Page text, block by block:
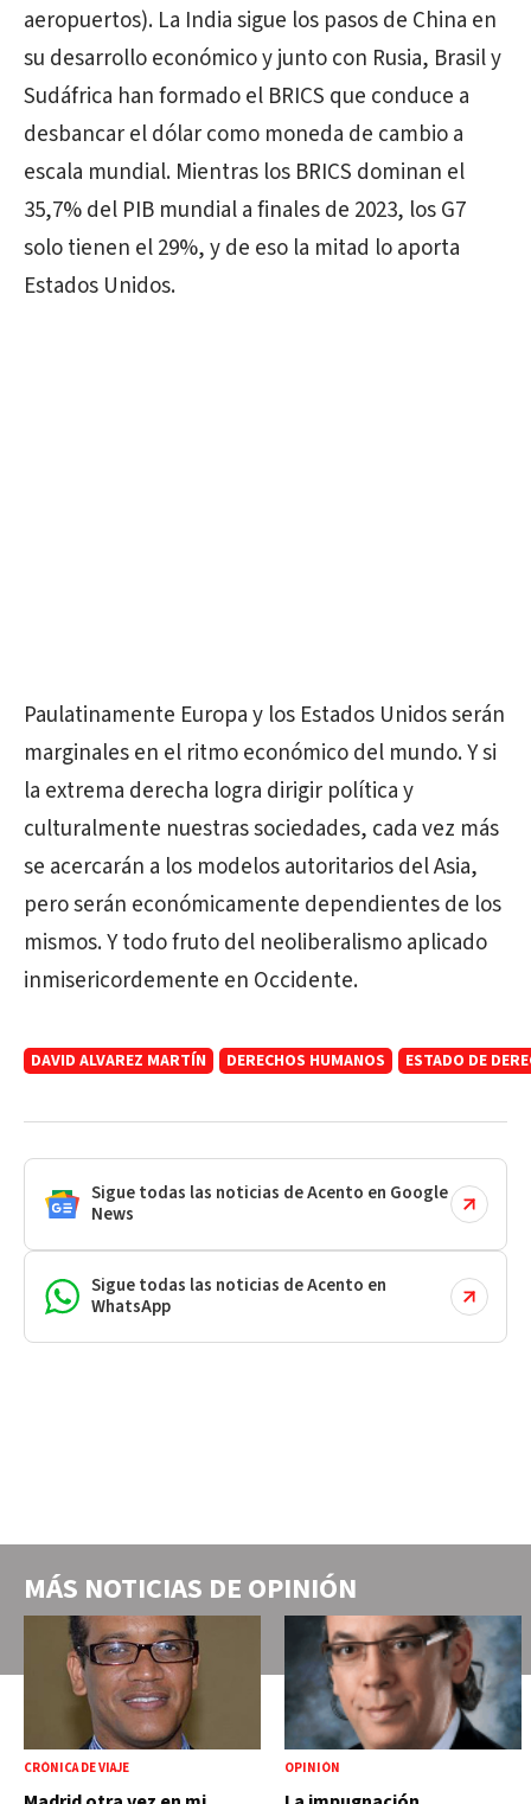
aeropuertos). La India sigue los pasos de China en
su desarrollo económico y junto con Rusia, Brasil y
Sudáfrica han formado el BRICS que conduce a
desbancar el dólar como moneda de cambio a
escala mundial. Mientras los BRICS dominan el
35,7% del PIB mundial a finales de 2023, los G7
solo tienen el 29%, y de eso la mitad lo aporta
Estados Unidos.
Paulatinamente Europa y los Estados Unidos serán
marginales en el ritmo económico del mundo. Y si
la extrema derecha logra dirigir política y
culturalmente nuestras sociedades, cada vez más
se acercarán a los modelos autoritarios del Asia,
pero serán económicamente dependientes de los
mismos. Y todo fruto del neoliberalismo aplicado
inmisericordemente en Occidente.
DAVID ALVAREZ MARTÍN DERECHOS HUMANOS ESTADO DE
Sigue todas las noticias de Acento en Google
News
Sigue todas las noticias de Acento en
WhatsApp
MÁS NOTICIAS DE OPINIÓN
CRÓNICA DE VIAJE OPINIÓN